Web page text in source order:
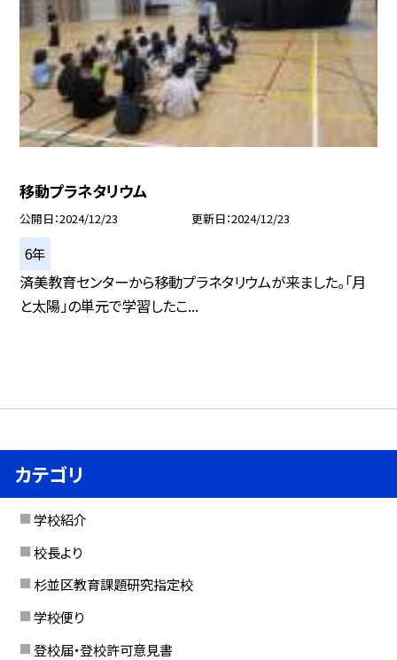
移動プラネタリウム
公開日 2024/12/23 更新日 2024/12/23
6年
済美教育センターから移動プラネタリウムが来ました。「月
と太陽」の単元で学習したこ...
カテゴリ
学校紹介
校長より
杉並区教育課題研究指定校
学校便り
登校届・登校許可意見書